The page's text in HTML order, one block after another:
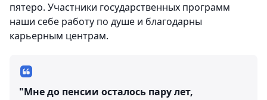
пятеро. Участники государственных программ
наши себе работу по душе и благодарны
карьерным центрам.
"Мне до пенсии осталось пару лет,